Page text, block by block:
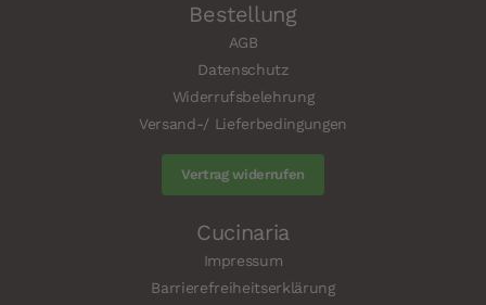
Bestellung
AGB
Datenschutz
Widerrufsbelehrung
Versand-/ Lieferbedingungen
Vertrag widerrufen
Cucinaria
Impressum
Barrierefreiheitserklärung